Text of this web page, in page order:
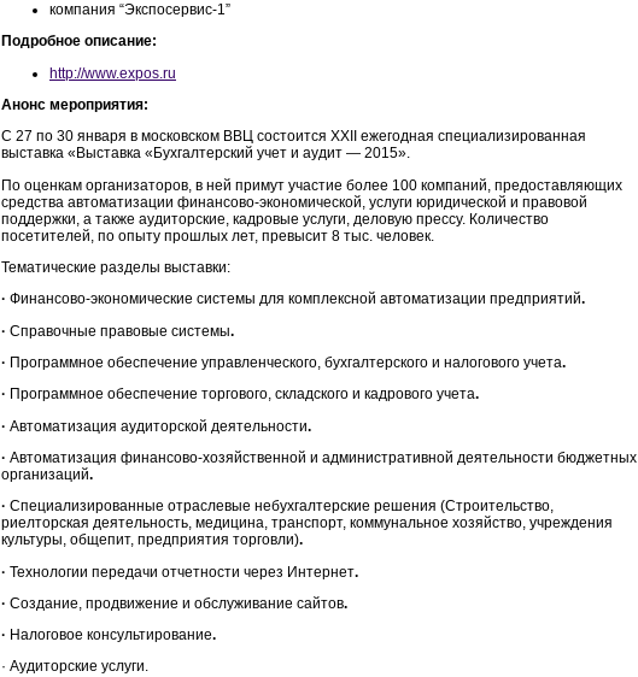
компания “Экспосервис-1”
Подробное описание:
http://www.expos.ru
Анонс мероприятия:
С 27 по 30 января в московском ВВЦ состоится XXII ежегодная специализированная
выставка «Выставка «Бухгалтерский учет и аудит — 2015».
По оценкам организаторов, в ней примут участие более 100 компаний, предоставляющих
средства автоматизации финансово-экономической, услуги юридической и правовой
поддержки, а также аудиторские, кадровые услуги, деловую прессу. Количество
посетителей, по опыту прошлых лет, превысит 8 тыс. человек.
Тематические разделы выставки:
· Финансово-экономические системы для комплексной автоматизации предприятий.
· Справочные правовые системы.
· Программное обеспечение управленческого, бухгалтерского и налогового учета.
· Программное обеспечение торгового, складского и кадрового учета.
· Автоматизация аудиторской деятельности.
· Автоматизация финансово-хозяйственной и административной деятельности бюджетных
организаций.
· Специализированные отраслевые небухгалтерские решения (Строительство,
риелторская деятельность, медицина, транспорт, коммунальное хозяйство, учреждения
культуры, общепит, предприятия торговли).
· Технологии передачи отчетности через Интернет.
· Создание, продвижение и обслуживание сайтов.
· Налоговое консультирование.
· Аудиторские услуги.